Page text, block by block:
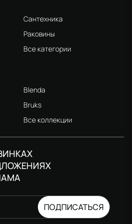
Сантехника
Раковины
Все категории
Blenda
Bruks
Все коллекции
ПОДПИСАТЬСЯ